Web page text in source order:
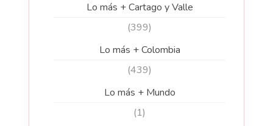
Lo más + Cartago y Valle
(399)
Lo más + Colombia
(439)
Lo más + Mundo
(1)